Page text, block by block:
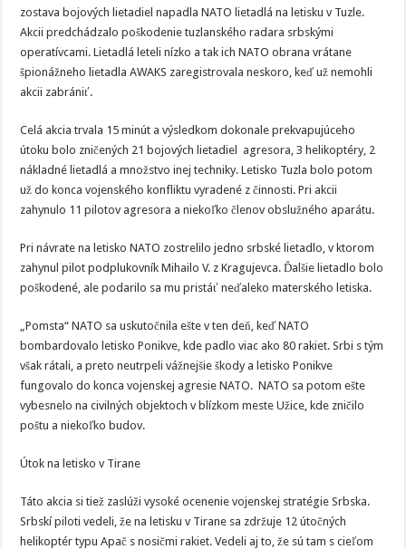
zostava bojových lietadiel napadla NATO lietadlá na letisku v Tuzle.
Akcii predchádzalo poškodenie tuzlanského radara srbskými
operatívcami. Lietadlá leteli nízko a tak ich NATO obrana vrátane
špionážneho lietadla AWAKS zaregistrovala neskoro, keď už nemohli
akcii zabrániť.
Celá akcia trvala 15 minút a výsledkom dokonale prekvapujúceho
útoku bolo zničených 21 bojových lietadiel agresora, 3 helikoptéry, 2
nákladné lietadlá a množstvo inej techniky. Letisko Tuzla bolo potom
už do konca vojenského konfliktu vyradené z činnosti. Pri akcii
zahynulo 11 pilotov agresora a niekoľko členov obslužného aparátu.
Pri návrate na letisko NATO zostrelilo jedno srbské lietadlo, v ktorom
zahynul pilot podplukovník Mihailo V. z Kragujevca. Ďalšie lietadlo bolo
poškodené, ale podarilo sa mu pristáť neďaleko materského letiska.
„Pomsta“ NATO sa uskutočnila ešte v ten deň, keď NATO
bombardovalo letisko Ponikve, kde padlo viac ako 80 rakiet. Srbi s tým
však rátali, a preto neutrpeli vážnejšie škody a letisko Ponikve
fungovalo do konca vojenskej agresie NATO. NATO sa potom ešte
vybesnelo na civilných objektoch v blízkom meste Užice, kde zničilo
poštu a niekoľko budov.
Útok na letisko v Tirane
Táto akcia si tiež zaslúži vysoké ocenenie vojenskej stratégie Srbska.
Srbskí piloti vedeli, že na letisku v Tirane sa zdržuje 12 útočných
helikoptér typu Apač s nosičmi rakiet. Vedeli aj to, že sú tam s cieľom